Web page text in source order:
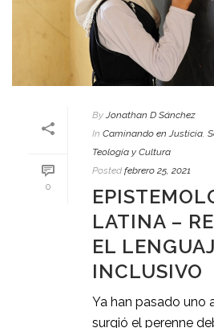
0
By Jonathan D Sánchez
In Caminando en Justicia,
Teología y Cultura
Posted febrero 25, 2021
LATINA –
EL
INCLUSIVO
Ya han pasado uno
surgió el perenne